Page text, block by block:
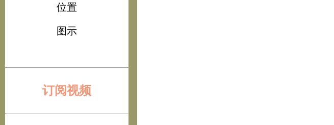
位置
图示
订阅视频